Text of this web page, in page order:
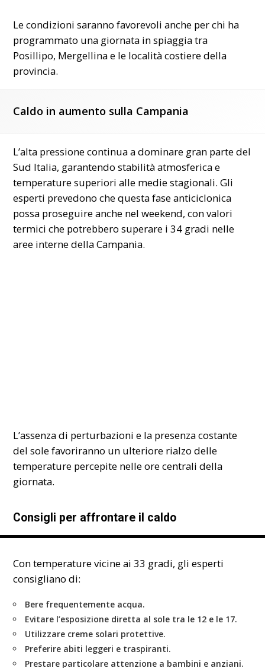
Le condizioni saranno favorevoli anche per chi ha
programmato una giornata in spiaggia tra
Posillipo, Mergellina e le località costiere della
provincia.
Caldo in aumento sulla Campania
L’alta pressione continua a dominare gran parte del
Sud Italia, garantendo stabilità atmosferica e
temperature superiori alle medie stagionali. Gli
esperti prevedono che questa fase anticiclonica
possa proseguire anche nel weekend, con valori
termici che potrebbero superare i 34 gradi nelle
aree interne della Campania.
L’assenza di perturbazioni e la presenza costante
del sole favoriranno un ulteriore rialzo delle
temperature percepite nelle ore centrali della
giornata.
Consigli per affrontare il caldo
Con temperature vicine ai 33 gradi, gli esperti
consigliano di:
Bere frequentemente acqua.
Evitare l’esposizione diretta al sole tra le 12 e le 17.
Utilizzare creme solari protettive.
Preferire abiti leggeri e traspiranti.
Prestare particolare attenzione a bambini e anziani.